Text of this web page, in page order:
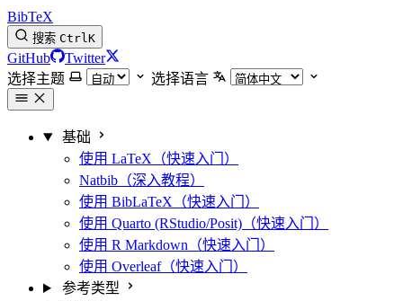
BibTeX
搜索 CtrlK
GitHub
Twitter
选择主题
选择语言
基础
使用 LaTeX（快速入门）
Natbib（深入教程）
使用 BibLaTeX（快速入门）
使用 Quarto (RStudio/Posit)（快速入门）
使用 R Markdown（快速入门）
使用 Overleaf（快速入门）
参考类型